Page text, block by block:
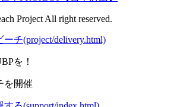
Project All right reserved.
チ(project/delivery.html)
を！
を開催